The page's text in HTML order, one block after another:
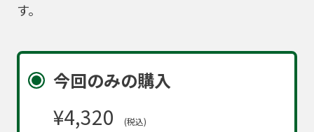
す。
今回のみの購入
¥4,320 (税込)